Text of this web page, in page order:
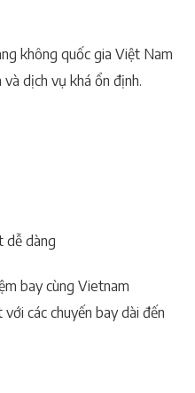
không quốc gia Việt Nam
dịch vụ khá ổn định.
dễ dàng
bay cùng Vietnam
các chuyến bay dài đến